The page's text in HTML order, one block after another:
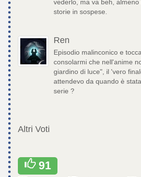
vederlo, ma va beh,
storie in sospese.
Ren
Episodio malinconico e
consolarmi che nell'anime
giardino di luce", il 'vero
attendevo da quando è
serie ?
Altri Voti
91